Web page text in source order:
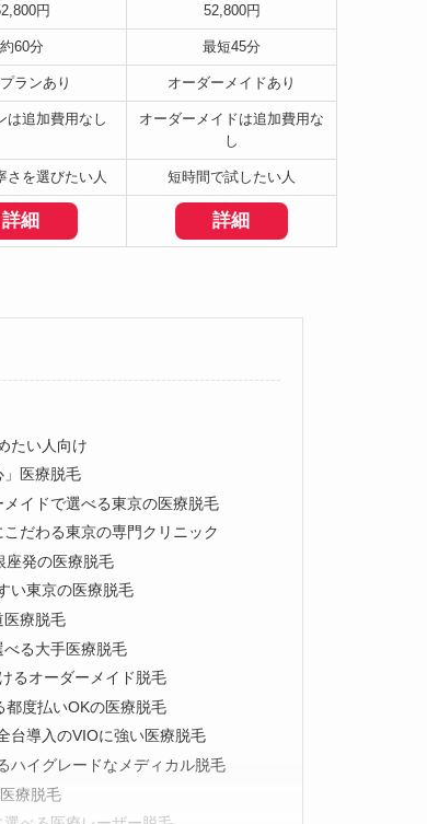
円 52,800円
約60分 最短45分
ランあり オーダーメイドあり
は追加費用なし
オーダーメイドは追加費用な
し
さを選びたい人 短時間で試したい人
詳細 詳細
たい人向け
医療脱毛
イドで選べる東京の医療脱毛
だわる東京の専門クリニック
座発の医療脱毛
い東京の医療脱毛
医療脱毛
る大手医療脱毛
るオーダーメイド脱毛
度払いOKの医療脱毛
台導入のVIOに強い医療脱毛
ハイグレードなメディカル脱毛
療脱毛